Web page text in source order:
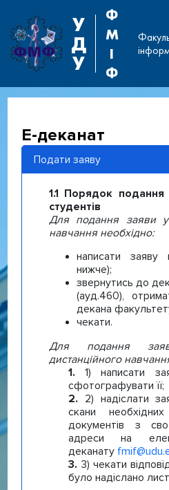
У
Д
У
Ф
М
І
Ф
Е-деканат
Подати заяву
1.1 Порядок подання
студентів
Для подання заяви
навчання необхідно:
написати заяву
нижче);
звернутись до
(ауд.460),
декана
чекати.
Для подання
дистанційного
1) написати
сфотографувати її;
2) надіслати
скани
документів з
адреси на
деканату
3) чекати
було надіслано